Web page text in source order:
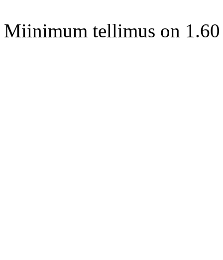
Miinimum tellimus on